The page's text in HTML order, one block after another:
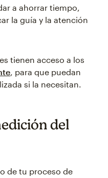
a ahorrar tiempo,
la guía y la atención
tienen acceso a los
, para que puedan
si la necesitan.
del
de tu proceso de